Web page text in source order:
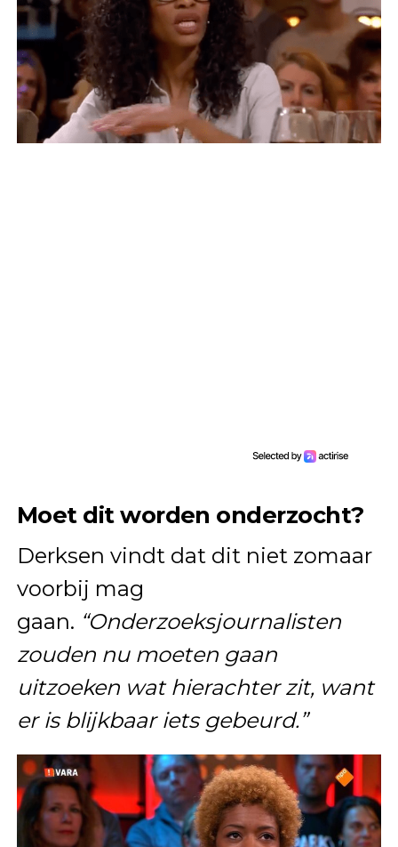
Moet dit worden onderzocht?
Derksen vindt dat dit niet zomaar
voorbij mag
gaan. “Onderzoeksjournalisten
zouden nu moeten gaan
uitzoeken wat hierachter zit, want
er is blijkbaar iets gebeurd.”